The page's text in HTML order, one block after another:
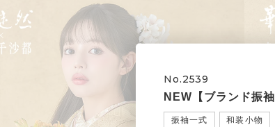
No.2539
NEW【ブランド振
振袖一式 和装小物